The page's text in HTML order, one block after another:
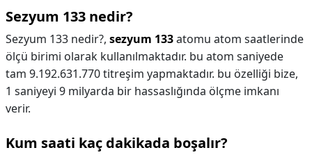
Sezyum 133 nedir?
Sezyum 133 nedir?, sezyum 133atomu atom saatlerinde
ölçü birimi olarak kullanılmaktadır. bu atom saniyede
tam 9.192.631.770 titreşim yapmaktadır. bu özelliği bize,
1 saniyeyi 9 milyarda bir hassaslığında ölçme imkanı
verir.
Kum saati kaç dakikada boşalır?